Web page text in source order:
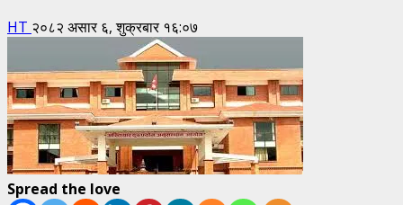
HT २०८२ असार ६, शुक्रबार १६:०७
Spread the love